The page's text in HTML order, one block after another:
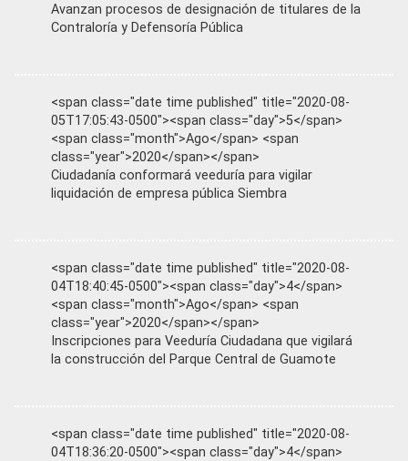
Avanzan procesos de designación de titulares de la
Contraloría y Defensoría Pública
<span class="date time published" title="2020-08-
05T17:05:43-0500"><span class="day">5</span>
<span class="month">Ago</span> <span
class="year">2020</span></span>
Ciudadanía conformará veeduría para vigilar
liquidación de empresa pública Siembra
<span class="date time published" title="2020-08-
04T18:40:45-0500"><span class="day">4</span>
<span class="month">Ago</span> <span
class="year">2020</span></span>
Inscripciones para Veeduría Ciudadana que vigilará
la construcción del Parque Central de Guamote
<span class="date time published" title="2020-08-
04T18:36:20-0500"><span class="day">4</span>